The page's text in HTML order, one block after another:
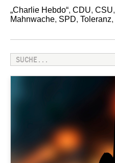
„Charlie Hebdo“, CDU, CSU,
Mahnwache, SPD, Toleranz,